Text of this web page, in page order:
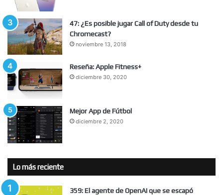
47: ¿Es posible jugar Call of Duty desde tu
Chromecast?
noviembre 13, 2018
Reseña: Apple Fitness+
diciembre 30, 2020
Mejor App de Fútbol
diciembre 2, 2020
Lo más reciente
359: El agente de OpenAI que se escapó